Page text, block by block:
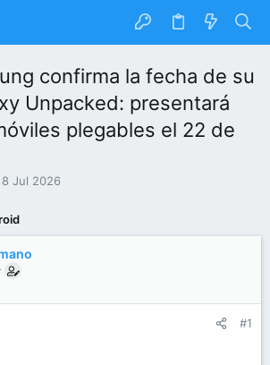
confirma la fecha de su
Unpacked: presentará
plegables el 22 de
F
h
d
e
n
8 Jul 2026
#1